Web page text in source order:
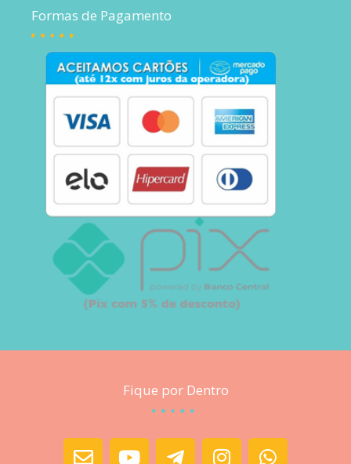
Formas de Pagamento
Fique por Dentro
E Y T I W